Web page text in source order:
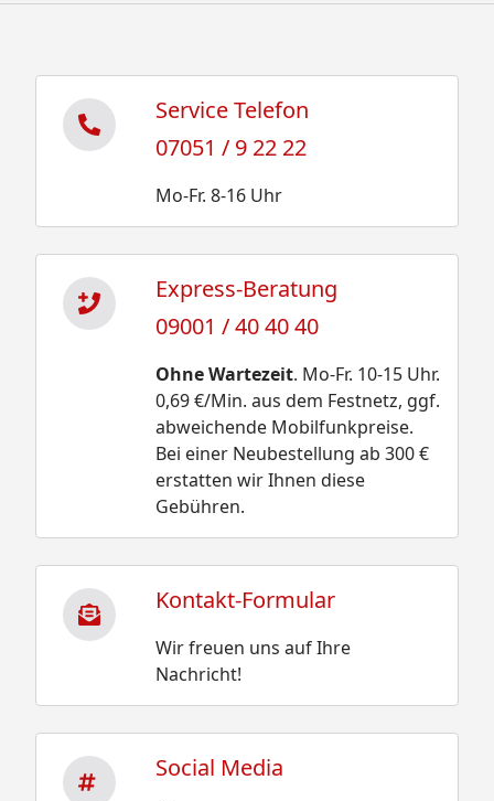
Service Telefon
07051 / 9 22 22
Mo-Fr. 8-16 Uhr
Express-Beratung
09001 / 40 40 40
Ohne Wartezeit. Mo-Fr. 10-15 Uhr.
0,69 €/Min. aus dem Festnetz, ggf.
abweichende Mobilfunkpreise.
Bei einer Neubestellung ab 300 €
erstatten wir Ihnen diese
Gebühren.
Kontakt-Formular
Wir freuen uns auf Ihre
Nachricht!
Social Media